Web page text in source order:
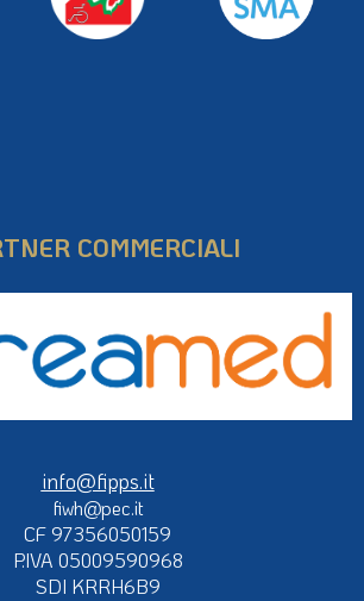
COMMERCIALI
info@fipps.it
fiwh@pec.it
CF 97356050159
P.IVA 05009590968
SDI KRRH6B9